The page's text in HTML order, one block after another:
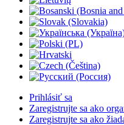
Prihlásiť sa
Zaregistrujte sa ako
Zaregistrujte sa ako